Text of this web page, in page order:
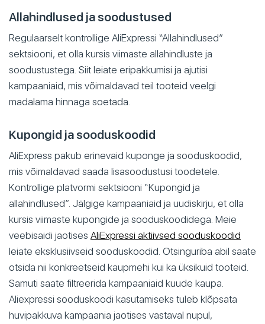
Allahindlused ja soodustused
Regulaarselt kontrollige AliExpressi “Allahindlused”
sektsiooni, et olla kursis viimaste allahindluste ja
soodustustega. Siit leiate eripakkumisi ja ajutisi
kampaaniaid, mis võimaldavad teil tooteid veelgi
madalama hinnaga soetada.
Kupongid ja sooduskoodid
AliExpress pakub erinevaid kuponge ja sooduskoodid,
mis võimaldavad saada lisasoodustusi toodetele.
Kontrollige platvormi sektsiooni “Kupongid ja
allahindlused”. Jälgige kampaaniaid ja uudiskirju, et olla
kursis viimaste kupongide ja sooduskoodidega. Meie
veebisaidi jaotises AliExpressi aktiivsed sooduskoodid
leiate eksklusiivseid sooduskoodid. Otsinguriba abil saate
otsida nii konkreetseid kaupmehi kui ka üksikuid tooteid.
Samuti saate filtreerida kampaaniaid kuude kaupa.
Aliexpressi sooduskoodi kasutamiseks tuleb klõpsata
huvipakkuva kampaania jaotises vastaval nupul,